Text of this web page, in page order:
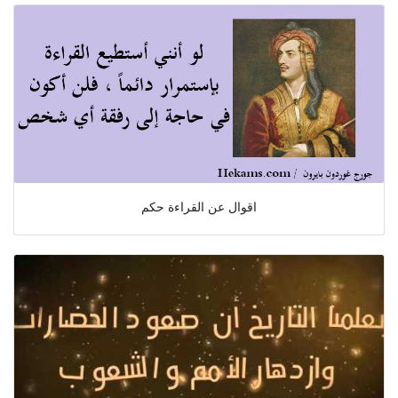
اقوال عن القراءة حكم